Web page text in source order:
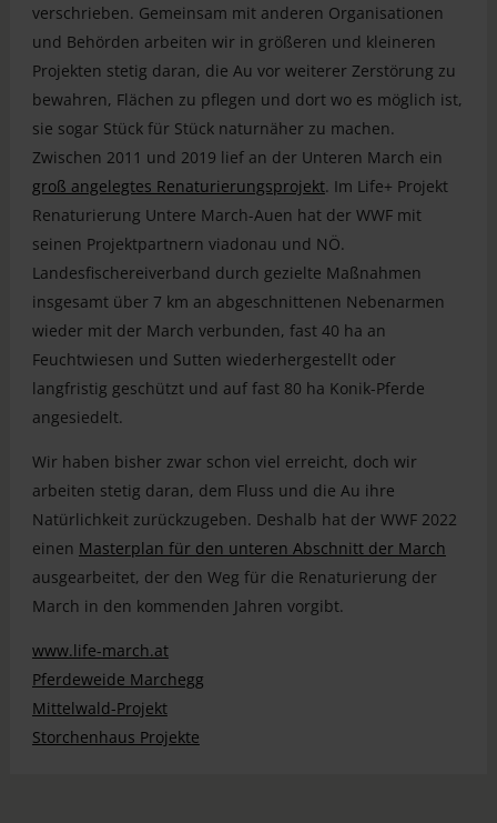
verschrieben. Gemeinsam mit anderen Organisationen
und Behörden arbeiten wir in größeren und kleineren
Projekten stetig daran, die Au vor weiterer Zerstörung zu
bewahren, Flächen zu pflegen und dort wo es möglich ist,
sie sogar Stück für Stück naturnäher zu machen.
Zwischen 2011 und 2019 lief an der Unteren March ein
groß angelegtes Renaturierungsprojekt. Im Life+ Projekt
Renaturierung Untere March-Auen hat der WWF mit
seinen Projektpartnern viadonau und NÖ.
Landesfischereiverband durch gezielte Maßnahmen
insgesamt über 7 km an abgeschnittenen Nebenarmen
wieder mit der March verbunden, fast 40 ha an
Feuchtwiesen und Sutten wiederhergestellt oder
langfristig geschützt und auf fast 80 ha Konik-Pferde
angesiedelt.​
Wir haben bisher zwar schon viel erreicht, doch wir
arbeiten stetig daran, dem Fluss und die Au ihre
Natürlichkeit zurückzugeben. Deshalb hat der WWF 2022
einen Masterplan für den unteren Abschnitt der March
ausgearbeitet, der den Weg für die Renaturierung der
March in den kommenden Jahren vorgibt.
www.life-march.at
Pferdeweide Marchegg
Mittelwald-Projekt
Storchenhaus Projekte